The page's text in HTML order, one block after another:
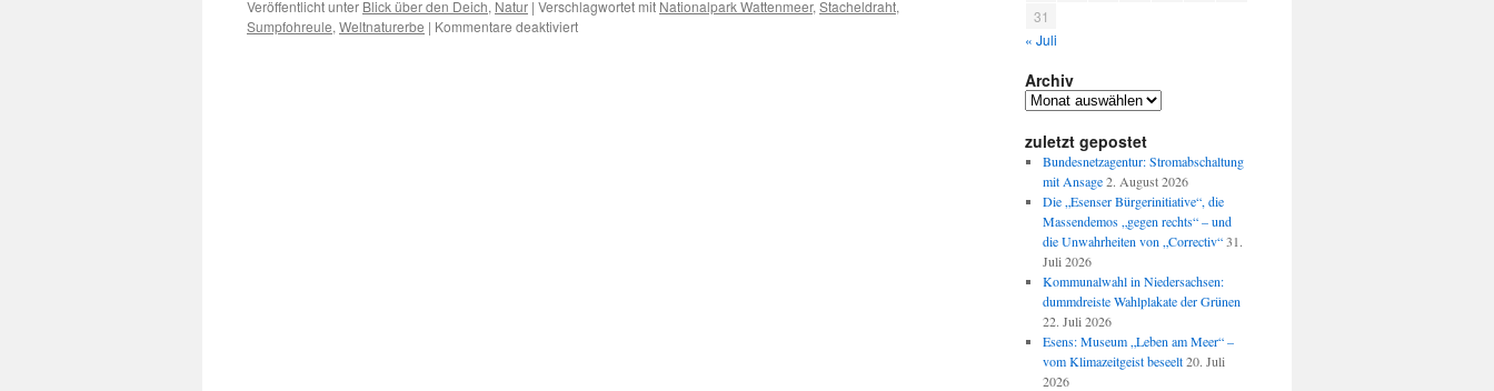
Veröffentlicht unter Blick über den Deich, Natur | Verschlagwortet mit Nationalpark Wattenmeer, Stacheldraht,
Sumpfohreule, Weltnaturerbe | Kommentare deaktiviertfür
31
« Juli
Archiv
Archiv
zuletzt gepostet
Bundesnetzagentur: Stromabschaltung
mit Ansage 2. August 2026
Die „Esenser Bürgerinitiative“, die
Massendemos „gegen rechts“ – und
die Unwahrheiten von „Correctiv“ 31.
Juli 2026
Kommunalwahl in Niedersachsen:
dummdreiste Wahlplakate der Grünen
22. Juli 2026
Esens: Museum „Leben am Meer“ –
vom Klimazeitgeist beseelt 20. Juli
2026